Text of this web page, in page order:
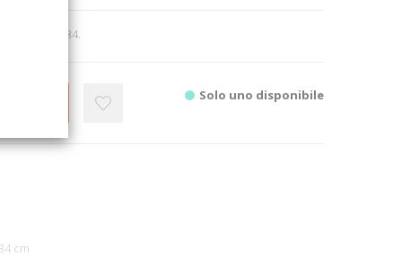
cm 23,5x34.
Solo uno disponibile
cm